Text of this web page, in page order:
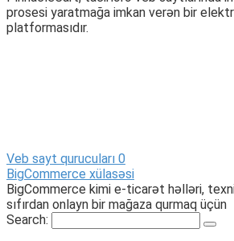
prosesi yaratmağa imkan verən bir
platformasıdır.
Veb sayt qurucuları 0
BigCommerce xülasəsi
BigCommerce kimi e-ticarət həlləri,
sıfırdan onlayn bir mağaza qurmaq üçün
Search: